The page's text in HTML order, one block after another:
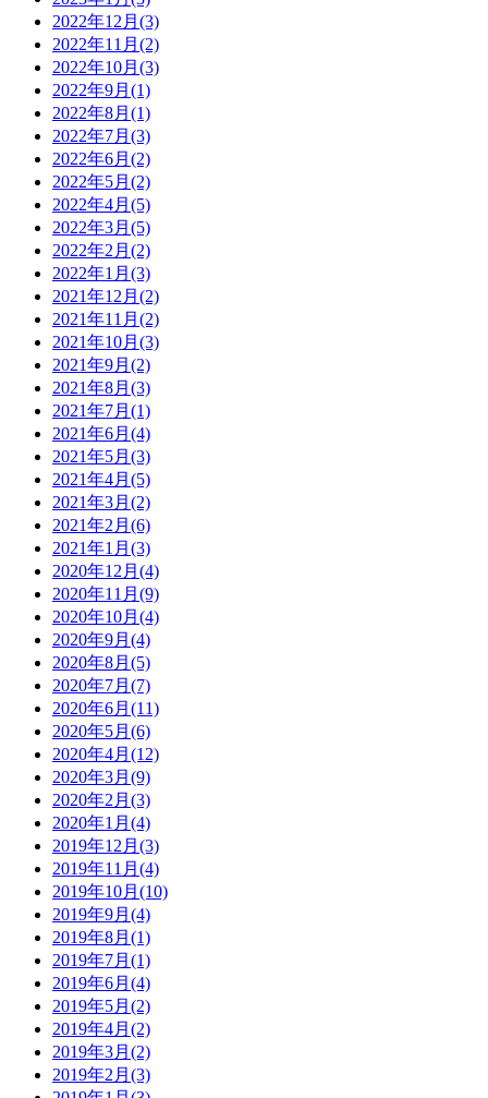
2022年12月(3)
2022年11月(2)
2022年10月(3)
2022年9月(1)
2022年8月(1)
2022年7月(3)
2022年6月(2)
2022年5月(2)
2022年4月(5)
2022年3月(5)
2022年2月(2)
2022年1月(3)
2021年12月(2)
2021年11月(2)
2021年10月(3)
2021年9月(2)
2021年8月(3)
2021年7月(1)
2021年6月(4)
2021年5月(3)
2021年4月(5)
2021年3月(2)
2021年2月(6)
2021年1月(3)
2020年12月(4)
2020年11月(9)
2020年10月(4)
2020年9月(4)
2020年8月(5)
2020年7月(7)
2020年6月(11)
2020年5月(6)
2020年4月(12)
2020年3月(9)
2020年2月(3)
2020年1月(4)
2019年12月(3)
2019年11月(4)
2019年10月(10)
2019年9月(4)
2019年8月(1)
2019年7月(1)
2019年6月(4)
2019年5月(2)
2019年4月(2)
2019年3月(2)
2019年2月(3)